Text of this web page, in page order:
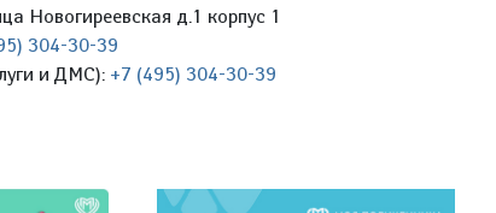
Новогиреевская д.1 корпус 1
304-30-39
и ДМС): +7 (495) 304-30-39